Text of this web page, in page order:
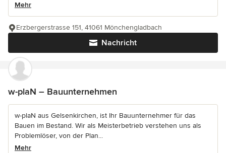
Mehr
Nachricht
Erzbergerstrasse 151, 41061 Mönchengladbach
w-plaN – Bauunternehmen
w-plaN aus Gelsenkirchen, ist Ihr Bauunternehmer für das
Bauen im Bestand. Wir als Meisterbetrieb verstehen uns als
Problemlöser, von der Plan...
Mehr